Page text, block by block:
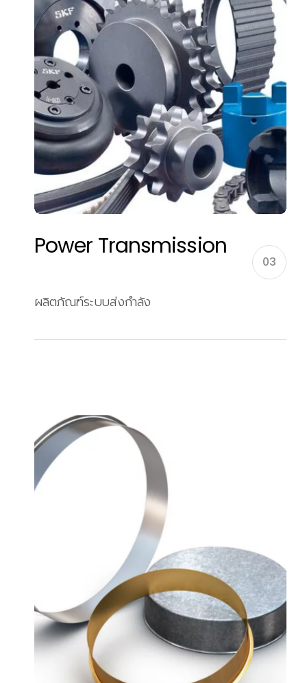
Power Transmission
03
ผลิตภัณฑ์ระบบส่งกำลัง